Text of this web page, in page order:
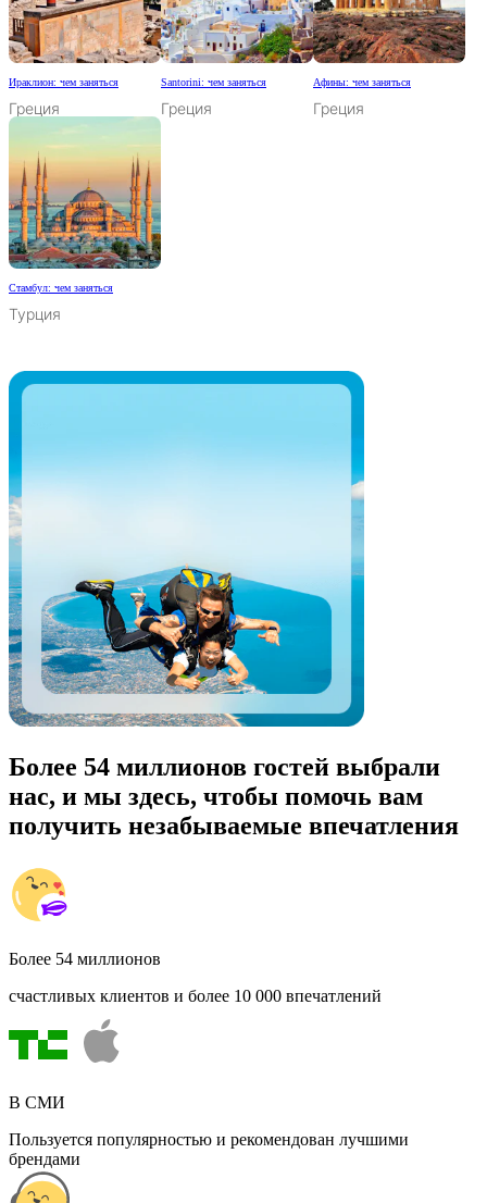
Ираклион: чем заняться
Греция
Santorini: чем заняться
Греция
Афины: чем заняться
Греция
Стамбул: чем заняться
Турция
Более 54 миллионов гостей выбрали
нас, и мы здесь, чтобы помочь вам
получить незабываемые впечатления
Более 54 миллионов
счастливых клиентов и более 10 000 впечатлений
В СМИ
Пользуется популярностью и рекомендован лучшими
брендами